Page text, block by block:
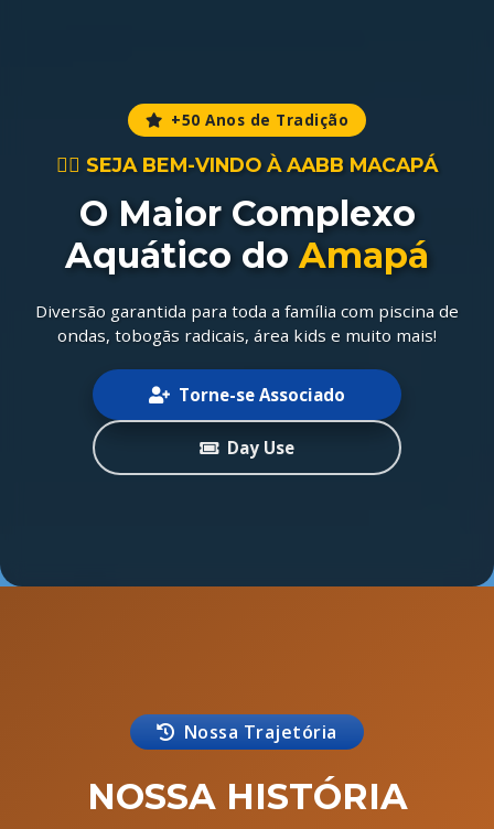
+50 Anos de Tradição
🏊‍♂️ SEJA BEM-VINDO À AABB MACAPÁ
O Maior Complexo
Aquático do Amapá
Diversão garantida para toda a família com piscina de
ondas, tobogãs radicais, área kids e muito mais!
Torne-se Associado
Day Use
Nossa Trajetória
NOSSA HISTÓRIA